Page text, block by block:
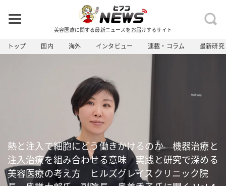
美容医療に関する最新ニュースをお届けするサイト
トップ 国内 海外 インタビュー 連載・コラム 最新研究
熱と注入で細胞にどう働きかけるのか 機器治療と
注入治療を組み合わせる意味 実践と研究で深める
美容医療の考え方 ヒルズグレイスクリニック院